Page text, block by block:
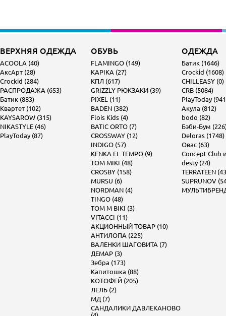
ВЕРХНЯЯ ОДЕЖДА
ACOOLA (40)
АксАрт (28)
Crockid (284)
РАСПРОДАЖА (653)
Батик (883)
Квартет (102)
KAYSAROW (315)
NIKASTYLE (46)
PlayToday (87)
ОБУВЬ
FLAMINGO (149)
KAPIKA (27)
КПЛ (617)
GRIZZLY РЮКЗАКИ (39)
PIXEL (11)
BADEN (382)
Flois Kids (4)
BATIC ORTO (7)
CROSSWAY (12)
INDIGO (57)
KENKA EL TEMPO (9)
TOM MIKI (48)
CROSBY (158)
MURSU (6)
NORDMAN (4)
TINGO (48)
TOM M BIKI (3)
VITACCI (11)
АКЦИОННЫЙ ТОВАР (10)
АНТИЛОПА (225)
ВАЛЕНКИ ШАГОВИТА (7)
ДЕМАР (3)
Зебра (173)
Капитошка (88)
КОТОФЕЙ (205)
ЛЕЛЬ (2)
МД (7)
САНДАЛИКИ ДАВЛЕКАНОВО
ОДЕЖДА
Батик (1646)
Crockid (1608)
CHILLEASY (0)
CRB (5084)
PlayToday
Акула (812)
bodo (82)
Бэби-Бум
Deloras (1748)
Овас (63)
Concept Club
desty (24)
TERRATEEN
SUPRUNOV